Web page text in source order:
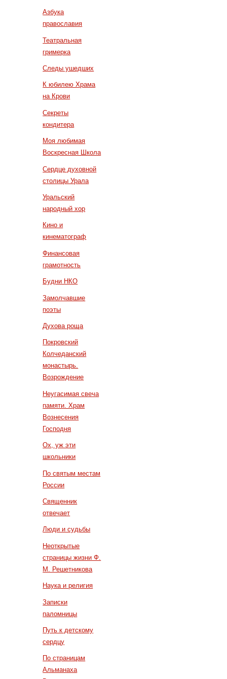
Азбука
православия
Театральная
гримерка
Следы ушедших
К юбилею Храма
на Крови
Секреты
кондитера
Моя любимая
Воскресная Школа
Сердце духовной
столицы Урала
Уральский
народный хор
Кино и
кинематограф
Финансовая
грамотность
Будни НКО
Замолчавшие
поэты
Духова роща
Покровский
Колчеданский
монастырь.
Возрождение
Неугасимая свеча
памяти. Храм
Вознесения
Господня
Ох, уж эти
школьники
По святым местам
России
Священник
отвечает
Люди и судьбы
Неоткрытые
страницы жизни Ф.
М. Решетникова
Наука и религия
Записки
паломницы
Путь к детскому
сердцу
По страницам
Альманаха